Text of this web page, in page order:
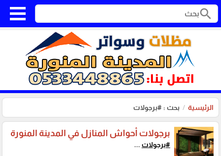
search
الرئيسية بحث : #برجولات
برجولات أحواش المنازل في المدينة المنورة
#برجولات ...